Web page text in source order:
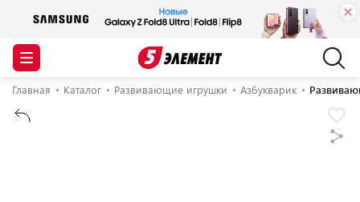
Главная Каталог Развивающие игрушки Азбукварик